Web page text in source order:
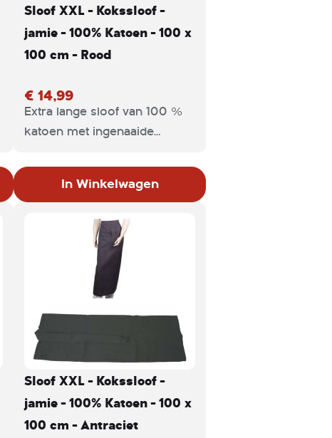
Sloof XXL - Kokssloof -
jamie - 100% Katoen - 100 x
100 cm - Rood
€ 14,99
Extra lange sloof van 100 %
katoen met ingenaaide
werkdoek. Ideaal voor zowel
keuken- als bedienend
In Winkelwagen
Sloof XXL - Kokssloof -
jamie - 100% Katoen - 100 x
100 cm - Antraciet